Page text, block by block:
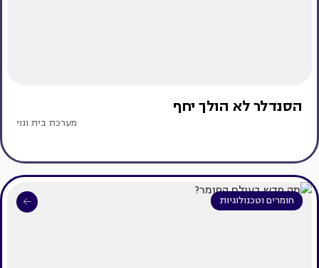
הסנדלר לא הולך יחף
מערכת בית ונוי
חומרים וטכנולוגיות